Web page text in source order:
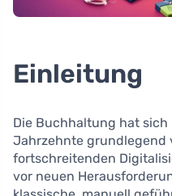
Einleitung
Die Buchhaltung hat
Jahrzehnte grundlegend
fortschreitenden
vor neuen